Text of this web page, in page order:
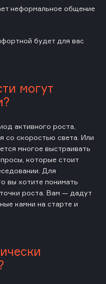
неформальное общение
будет для вас
могут
активного роста,
со скоростью света. Или
многое выстраивать
которые стоит
Для
вы хотите понимать
роста. Вам — дадут
камни на старте и